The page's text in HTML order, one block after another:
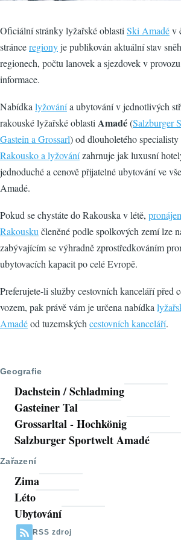
Oficiální stránky lyžařské oblasti Ski Amadév
stránceregionyje publikován aktuální stav
regionech, počtu lanovek a sjezdovek v
informace.
Nabídka lyžovánía ubytování v jednotlivých
rakouské lyžařské oblasti Amadé(Salzburger
Gastein a Grossarl) od dlouholetého
Rakousko a lyžovánízahrnuje jak luxusní
jednoduché a cenově přijatelné ubytování ve
Amadé.
Pokud se chystáte do Rakouska v létě,
Rakousku členěné podle spolkových zemí lze
zabývajícím se výhradně zprostředkováním
ubytovacích kapacit po celé Evropě.
Preferujete-li služby cestovních kanceláří před
vozem, pak právě vám je určena nabídka
Amadéod tuzemských cestovních kanceláří.
Geografie
Dachstein / Schladming
Gasteiner Tal
Grossarltal - Hochkönig
Salzburger Sportwelt Amadé
Zařazení
Zima
Léto
Ubytování
RSS zdroj